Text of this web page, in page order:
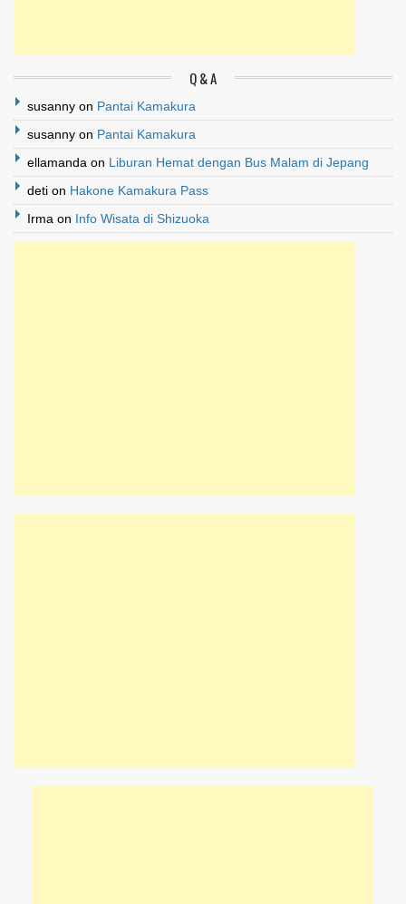
Q & A
susanny on Pantai Kamakura
susanny on Pantai Kamakura
ellamanda on Liburan Hemat dengan Bus Malam di Jepang
deti on Hakone Kamakura Pass
Irma on Info Wisata di Shizuoka